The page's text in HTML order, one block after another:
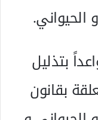
الحيواني.
بتذليل
بقانون